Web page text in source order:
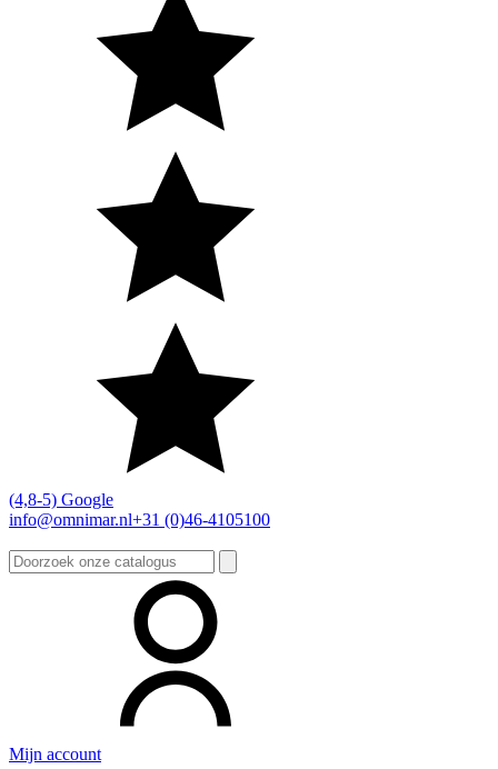
(4,8-5) Google
info@omnimar.nl+31 (0)46-4105100
Zoeken
naar:
Mijn account